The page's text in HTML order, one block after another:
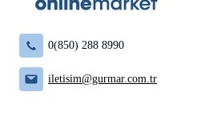
0(850) 288 8990
iletisim@gurmar.com.tr